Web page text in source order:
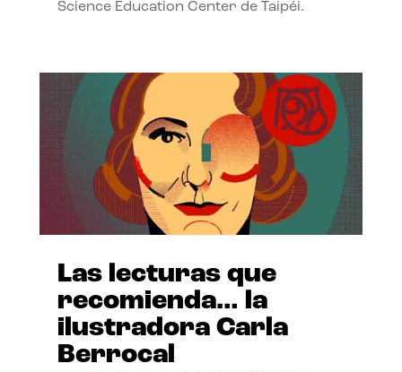
Science Education Center de Taipéi.
Las lecturas que
recomienda… la
ilustradora Carla
Berrocal